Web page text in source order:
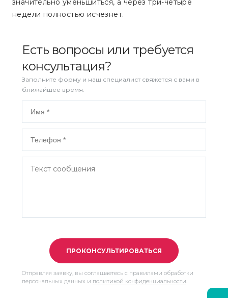
значительно уменьшиться, а через три-четыре
недели полностью исчезнет.
Есть вопросы или требуется
консультация?
Заполните форму и наш специалист свяжется с вами в
ближайшее время.
ПРОКОНСУЛЬТИРОВАТЬСЯ
Отправляя заявку, вы соглашаетесь с правилами обработки
персональных данных и политикой конфиденциальности.